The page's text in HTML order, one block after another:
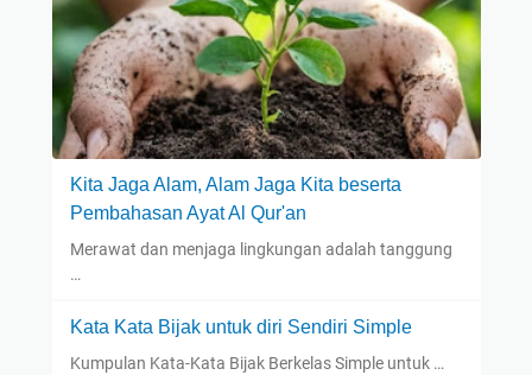
Kita Jaga Alam, Alam Jaga Kita beserta
Pembahasan Ayat Al Qur'an
Merawat dan menjaga lingkungan adalah tanggung
…
Kata Kata Bijak untuk diri Sendiri Simple
Kumpulan Kata-Kata Bijak Berkelas Simple untuk …